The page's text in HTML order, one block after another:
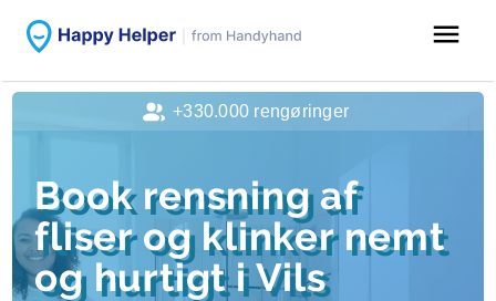
menu
Book rensning af
fliser og klinker nemt
og hurtigt i Vils
+330.000 rengøringer